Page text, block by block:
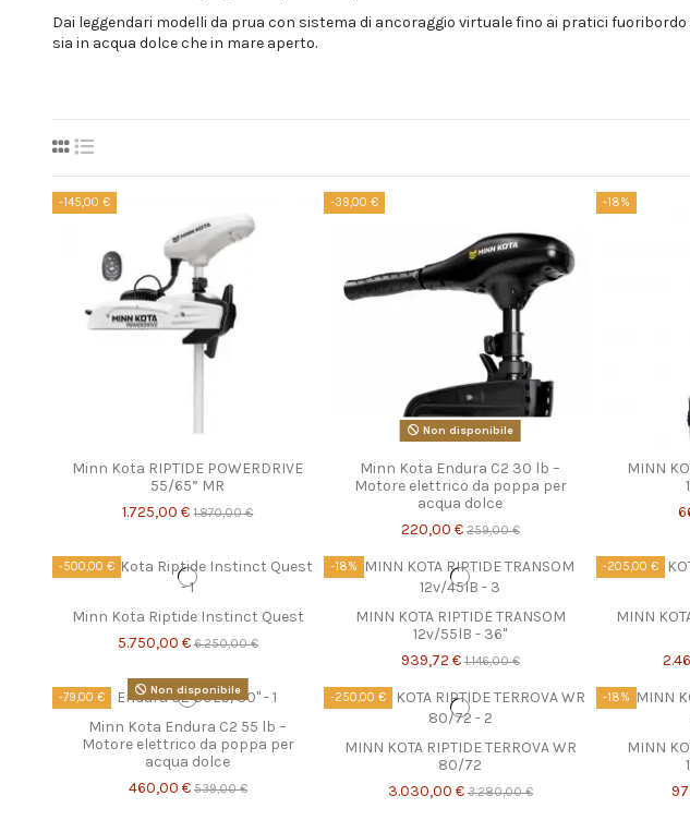
Dai leggendari modelli da prua con sistema di ancoraggio virtuale fino ai pratici
sia in acqua dolce che in mare aperto.
-145,00 €
Minn Kota RIPTIDE POWERDRIVE
55/65” MR
1.725,00 €1.870,00 €
-39,00 €
Non disponibile
Minn Kota Endura C2 30 lb –
Motore elettrico da poppa per
acqua dolce
220,00 €259,00 €
-18%
MINN
-500,00 €
Minn Kota Riptide Instinct Quest
5.750,00 € 6.250,00 €
-18%
MINN KOTA RIPTIDE TRANSOM
12v/55lB - 36"
939,72 €1.146,00 €
-205,00 €
MINN
-79,00 €
Non disponibile
Minn Kota Endura C2 55 lb –
Motore elettrico da poppa per
acqua dolce
460,00 € 539,00 €
-250,00 €
MINN KOTA RIPTIDE TERROVA WR
80/72
3.030,00 €3.280,00 €
-18%
MINN